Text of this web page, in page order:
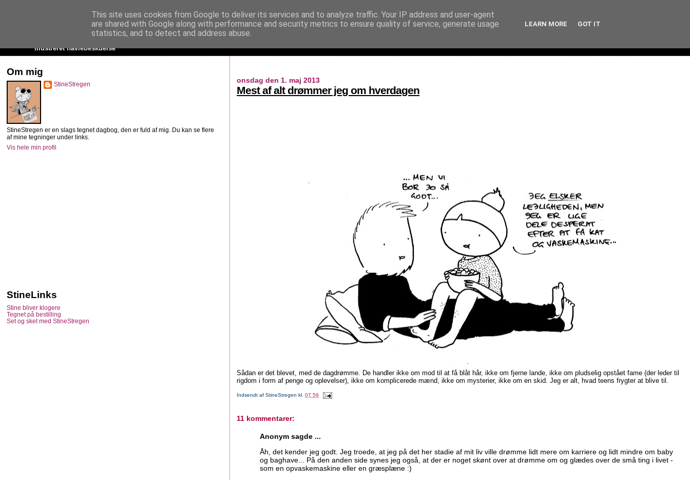
StineStregen
Illustreret navlebeskuelse
onsdag den 1. maj 2013
Mest af alt drømmer jeg om hverdagen
Sådan er det blevet, med de dagdrømme. De handler ikke om mod til at få blåt hår, ikke om fjerne lande, ikke om pludselig opstået fame (der leder til
rigdom i form af penge og oplevelser), ikke om komplicerede mænd, ikke om mysterier, ikke om en skid. Jeg er alt, hvad teens frygter at blive til.
Indsendt afStineStregen kl.07.59
11 kommentarer:
Anonym sagde ...
Åh, det kender jeg godt. Jeg troede, at jeg på det her stadie af mit liv ville drømme lidt mere om karriere og lidt mindre om baby
og baghave... På den anden side synes jeg også, at der er noget skønt over at drømme om og glædes over de små ting i livet -
som en opvaskemaskine eller en græsplæne :)
Om mig
StineStregen
StineStregen er en slags tegnet dagbog, den er fuld af mig. Du kan se flere
af mine tegninger under links.
Vis hele min profil
StineLinks
Stine bliver klogere
Tegnet på bestilling
Set og sket med StineStregen
This site uses cookies from Google to deliver its services and to analyze traffic. Your IP address and user-agent
are shared with Google along with performance and security metrics to ensure quality of service, generate usage
statistics, and to detect and address abuse.
LEARN MORE GOT IT